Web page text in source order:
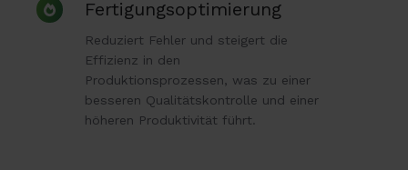
Fertigungsoptimierung
Reduziert Fehler und steigert die
Effizienz in den
Produktionsprozessen, was zu einer
besseren Qualitätskontrolle und einer
höheren Produktivität führt.
Fertigungsoptimierung